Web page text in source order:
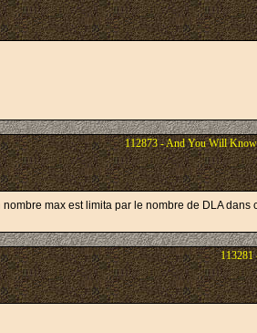
112873 - And You Will
max est limita par le nombre de DLA dans
113281